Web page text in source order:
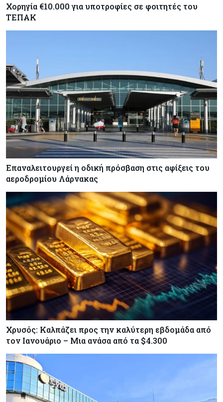
Χορηγία €10.000 για υποτροφίες σε φοιτητές του
ΤΕΠΑΚ
Επαναλειτουργεί η οδική πρόσβαση στις αφίξεις του
αεροδρομίου Λάρνακας
Χρυσός: Καλπάζει προς την καλύτερη εβδομάδα από
τον Ιανουάριο – Μια ανάσα από τα $4.300